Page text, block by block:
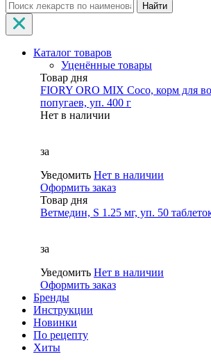
Найти
Каталог товаров
Уценённые товары
Товар дня
FIORY ORO MIX Coco, корм для
попугаев, уп. 400 г
Нет в наличии
за
Уведомить Нет в наличии
Оформить заказ
Товар дня
Ветмедин, S 1.25 мг, уп. 50
за
Уведомить Нет в наличии
Оформить заказ
Бренды
Инструкции
Новинки
По рецепту
Хиты